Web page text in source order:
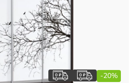
-20%